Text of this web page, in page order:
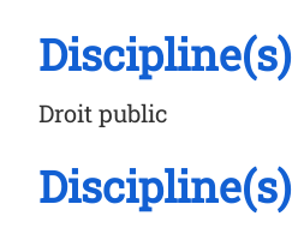
Discipline(s)
Droit public